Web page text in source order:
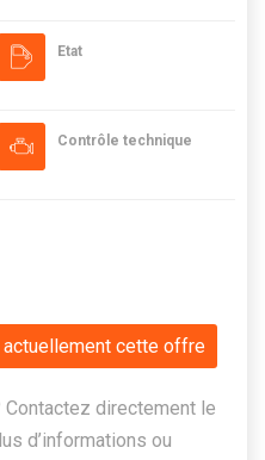
Etat
Contrôle technique
cette offre
directement le
d’informations ou